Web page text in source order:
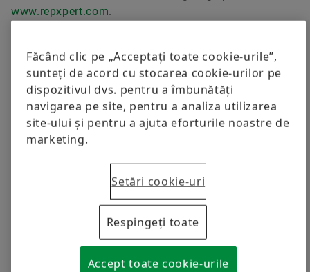
Sustenabilitatea
Programele furnizorilor Schaeffler
Supplier information management
Trainings
Material analysis laboratory
Comandați acum
www.repxpert.com.
Rafinare
Făcând clic pe „Acceptați toate cookie-urile”,
sunteți de acord cu stocarea cookie-urilor pe
dispozitivul dvs. pentru a îmbunătăți
navigarea pe site, pentru a analiza utilizarea
site-ului și pentru a ajuta eforturile noastre de
marketing.
Setări cookie-uri
Respingeți toate
Accept toate cookie-urile